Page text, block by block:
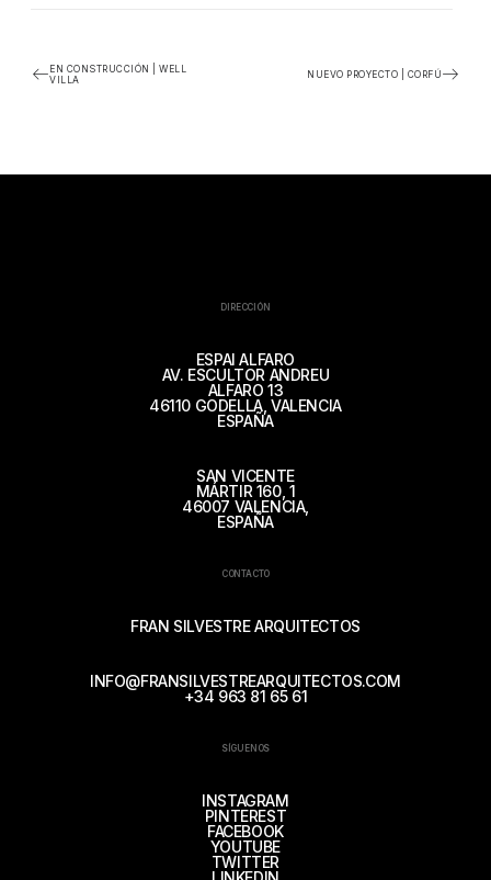
EN CONSTRUCCIÓN | WELL
VILLA
NUEVO PROYECTO | CORFÚ
DIRECCIÓN
ESPAI ALFARO
AV. ESCULTOR ANDREU
ALFARO 13
46110 GODELLA, VALENCIA
ESPAÑA
SAN VICENTE
MÁRTIR 160, 1
46007 VALENCIA,
ESPAÑA
CONTACTO
FRAN SILVESTRE ARQUITECTOS
INFO@FRANSILVESTREARQUITECTOS.COM
+34 963 81 65 61
SÍGUENOS
INSTAGRAM
PINTEREST
FACEBOOK
YOUTUBE
TWITTER